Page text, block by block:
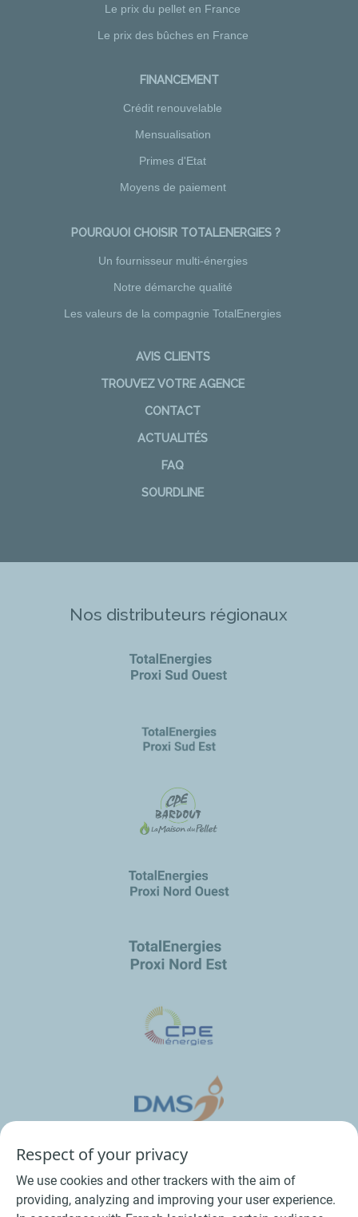
Le prix du pellet en France
Le prix des bûches en France
FINANCEMENT
Crédit renouvelable
Mensualisation
Primes d'Etat
Moyens de paiement
POURQUOI CHOISIR TOTALENERGIES ?
Un fournisseur multi-énergies
Notre démarche qualité
Les valeurs de la compagnie TotalEnergies
AVIS CLIENTS
TROUVEZ VOTRE AGENCE
CONTACT
ACTUALITÉS
FAQ
SOURDLINE
Nos distributeurs régionaux
Respect of your privacy
We use cookies and other trackers with the aim of
providing, analyzing and improving your user experience.